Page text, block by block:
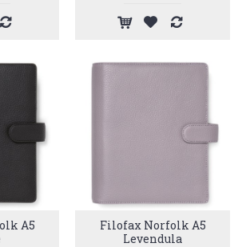
A5
Filofax Norfolk A5
Levendula